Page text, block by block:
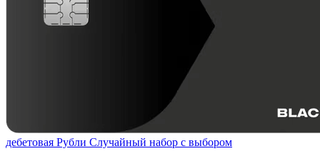
дебетовая Рубли Случайный набор с выбором